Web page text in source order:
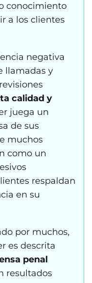
conocimiento
a los clientes
negativa
llamadas y
calidad y
juega un
de sus
muchos
como un
respaldan
en su
por muchos,
es descrita
penal
resultados